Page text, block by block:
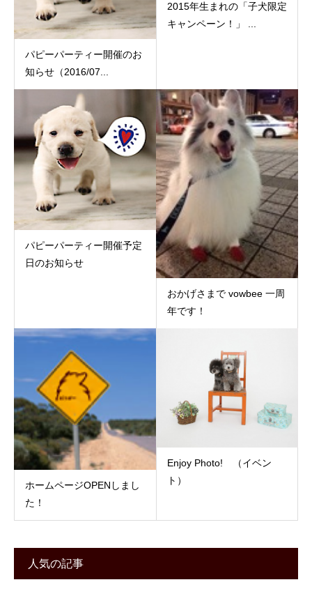
パピーパーティー開催のお
知らせ（2016/07...
2015年生まれの「子犬限定
キャンペーン！」 ...
パピーパーティー開催予定
日のお知らせ
おかげさまで vowbee 一周
年です！
ホームページOPENしまし
た！
Enjoy Photo! （イベン
ト）
人気の記事